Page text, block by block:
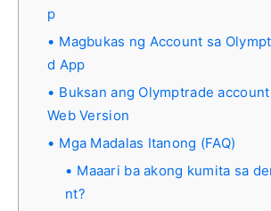
p
Magbukas ng Account sa
d App
Buksan ang Olymptrade
Web Version
Mga Madalas Itanong (FAQ)
Maaari ba akong kumita sa
nt?